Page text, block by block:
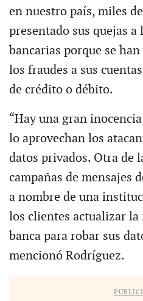
en nuestro país, miles
presentado sus quejas
bancarias porque se
los fraudes a sus
de crédito o débito.
“Hay una gran
lo aprovechan los
datos privados. Otra de
campañas de mensajes
a nombre de una
los clientes actualizar
banca para robar sus
mencionó Rodríguez.